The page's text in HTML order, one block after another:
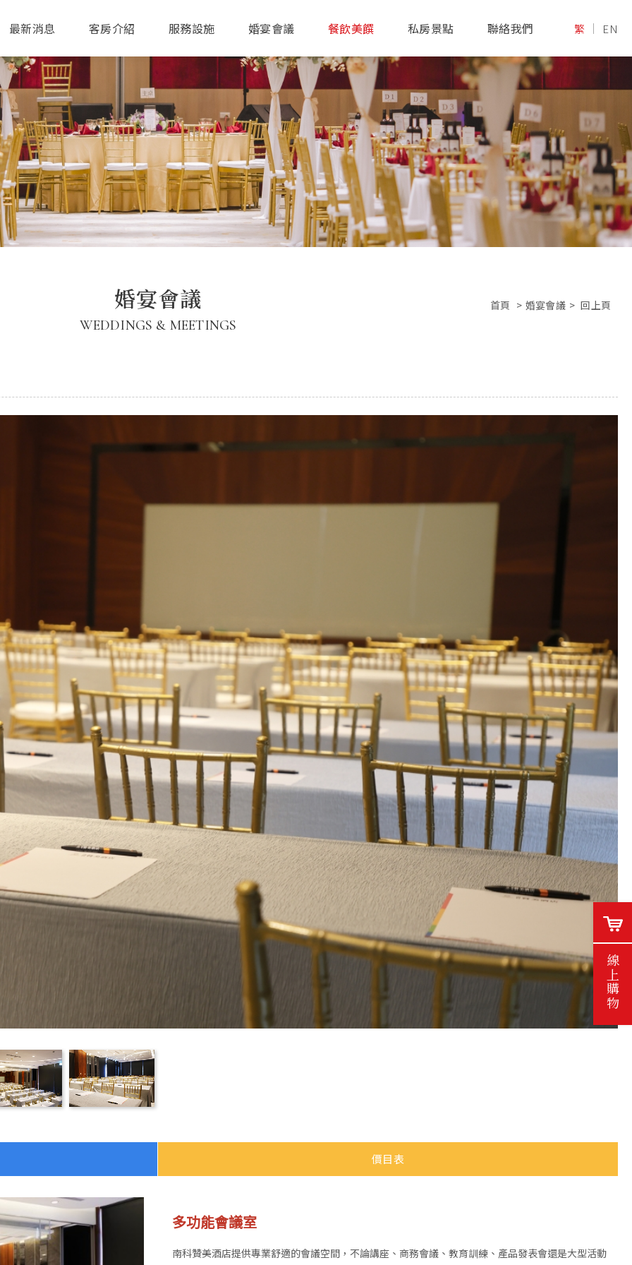
最新消息 客房介紹 服務設施 婚宴會議 餐飲美饌 私房景點 聯絡我們 繁 EN
婚宴會議
WEDDINGS & MEETINGS
首頁 > 婚宴會議 > 回上頁
價目表
多功能會議室
南科贊美酒店提供專業舒適的會議空間，不論講座、商務會議、教育訓練、產品發表會還是大型活動
線上購物